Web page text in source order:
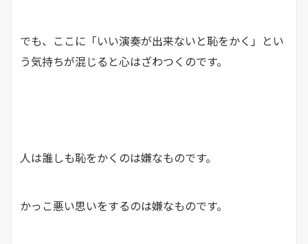
でも、ここに「いい演奏が出来ないと恥をかく」とい
う気持ちが混じると心はざわつくのです。
人は誰しも恥をかくのは嫌なものです。
かっこ悪い思いをするのは嫌なものです。